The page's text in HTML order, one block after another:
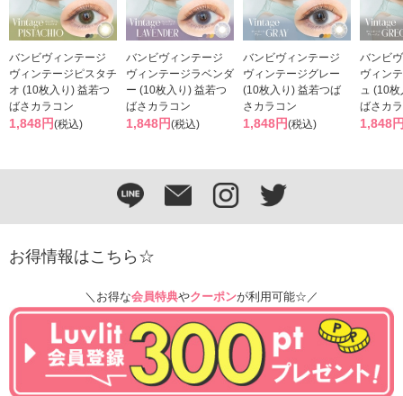
バンビヴィンテージ
ヴィンテージピスタチ
オ (10枚入り) 益若つ
ばさカラコン
1,848円(税込)
バンビヴィンテージ
ヴィンテージラベンダ
ー (10枚入り) 益若つ
ばさカラコン
1,848円(税込)
バンビヴィンテージ
ヴィンテージグレー
(10枚入り) 益若つば
さカラコン
1,848円(税込)
バンビ
ヴィン
ュ (10
ばさカ
1,848
お得情報はこちら☆
＼お得な会員特典やクーポンが利用可能☆／